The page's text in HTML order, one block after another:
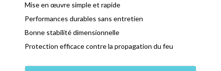
Mise en œuvre simple et rapide
Performances durables sans entretien
Bonne stabilité dimensionnelle
Protection efficace contre la propagation du feu